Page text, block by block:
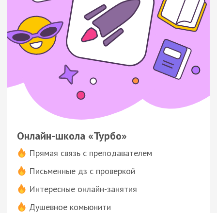
Онлайн-школа «Турбо»
Прямая связь с преподавателем
Письменные дз с проверкой
Интересные онлайн-занятия
Душевное комьюнити